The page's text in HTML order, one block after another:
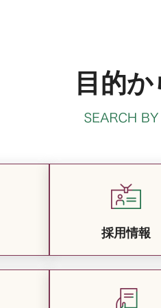
目的
採用情報